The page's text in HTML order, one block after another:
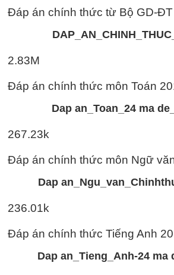
Đáp án chính thức từ Bộ GD-
2.83M
Đáp án chính thức môn Toán
Dap an_Toan_24 ma
267.23k
Đáp án chính thức môn Ngữ
Dap
236.01k
Đáp án chính thức Tiếng Anh
Dap an_Tieng_Anh-24 ma